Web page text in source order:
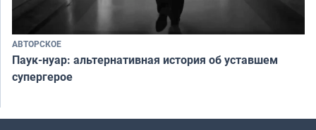
АВТОРСКОЕ
Паук-нуар: альтернативная история об уставшем
супергерое